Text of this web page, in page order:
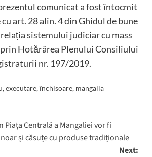
comunicat a fost întocmit
art. 28 alin. 4 din Ghidul de bune
sistemului judiciar cu mass
Hotărârea Plenului Consiliului
nr. 197/2019.
,executare,închisoare, mangalia
Piața Centrală a Mangaliei vor fi
și căsuțe cu produse tradiționale
Next: